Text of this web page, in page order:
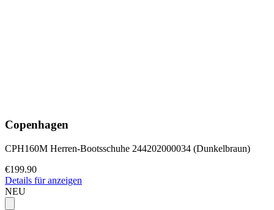
Copenhagen
CPH160M Herren-Bootsschuhe 244202000034 (Dunkelbraun)
€199.90
Details für anzeigen
NEU